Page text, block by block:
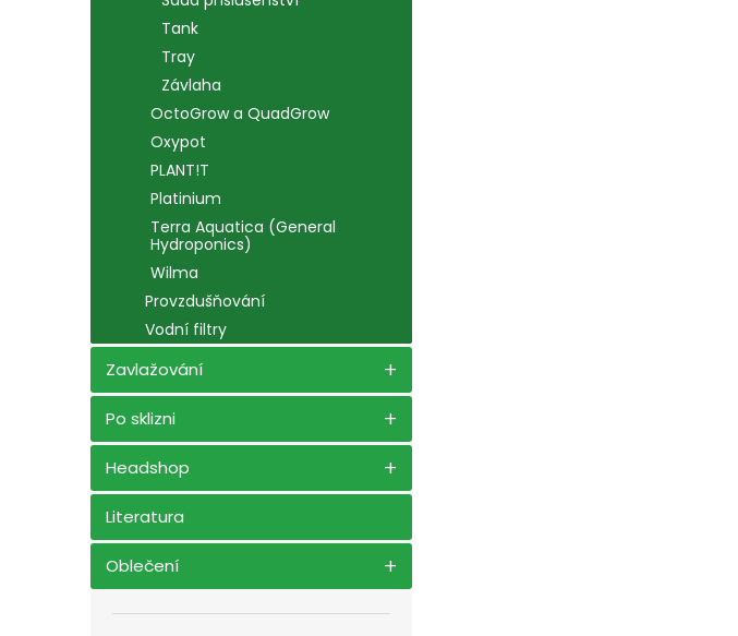
Tank
Tray
Závlaha
OctoGrow a QuadGrow
Oxypot
PLANT!T
Platinium
Terra Aquatica (General
Hydroponics)
Wilma
Provzdušňování
Vodní filtry
Zavlažování
Po sklizni
Headshop
Literatura
Oblečení